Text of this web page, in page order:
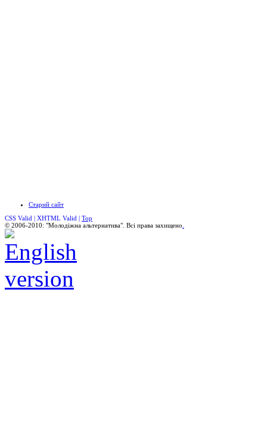
Старий сайт
CSS Valid | XHTML Valid | Top
© 2006-2010: "Молодіжна альтернатива". Всі права захищено